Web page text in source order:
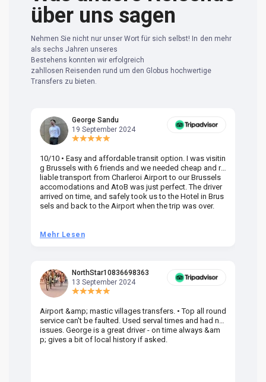
über uns sagen
Nehmen Sie nicht nur unser Wort für sich selbst! In den mehr
als sechs Jahren unseres
Bestehens konnten wir erfolgreich
zahllosen Reisenden rund um den Globus hochwertige
Transfers zu bieten.
George Sandu
19 September 2024
10/10 • Easy and affordable transit option. I was visitin
g Brussels with 6 friends and we needed cheap and re
liable transport from Charleroi Airport to our Brussels
accomodations and AtoB was just perfect. The driver
arrived on time, and safely took us to the Hotel in Brus
sels and back to the Airport when the trip was over.
Mehr Lesen
NorthStar10836698363
13 September 2024
Airport &amp; mastic villages transfers. • Top all round
service can't be faulted. Used serval times and had no
issues. George is a great driver - on time always &am
p; gives a bit of local history if asked.